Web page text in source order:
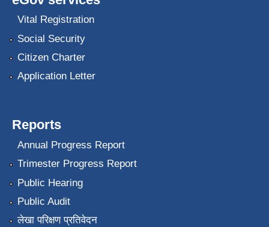
Vital Registration
Social Security
Citizen Charter
Application Letter
Reports
Annual Progress Report
Trimester Progress Report
Public Hearing
Public Audit
लेखा परिक्षण प्रतिवेदन